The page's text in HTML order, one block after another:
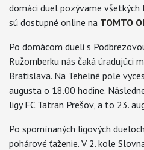
domáci duel pozývame všetkých
sú dostupné online na TOMTO
Po domácom dueli s
Ružomberku nás čaká úradujúci
Bratislava. Na Tehelné pole
augusta o 18.00 hodine.
ligy FC Tatran Prešov, a to 23.
Po spomínaných ligových
pohárové ťaženie. V 2. kole